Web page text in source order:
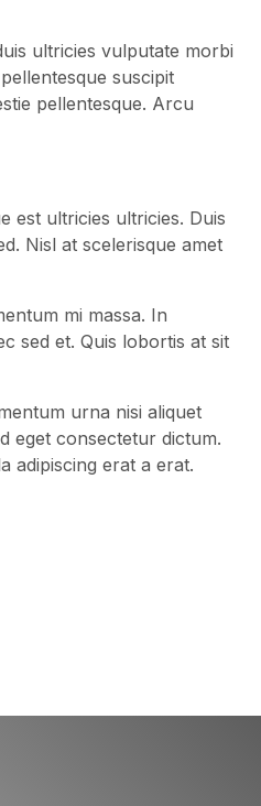
ultricies vulputate morbi
suscipit
pellentesque. Arcu
est ultricies ultricies. Duis
Nisl at scelerisque amet
mi massa. In
sed et. Quis lobortis at sit
urna nisi aliquet
eget consectetur dictum.
adipiscing erat a erat.